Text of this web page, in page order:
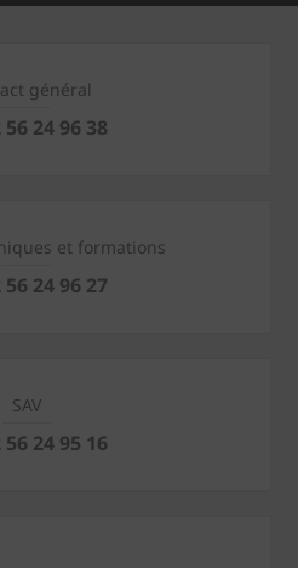
général
56 24 96 38
et formations
56 24 96 27
SAV
56 24 95 16